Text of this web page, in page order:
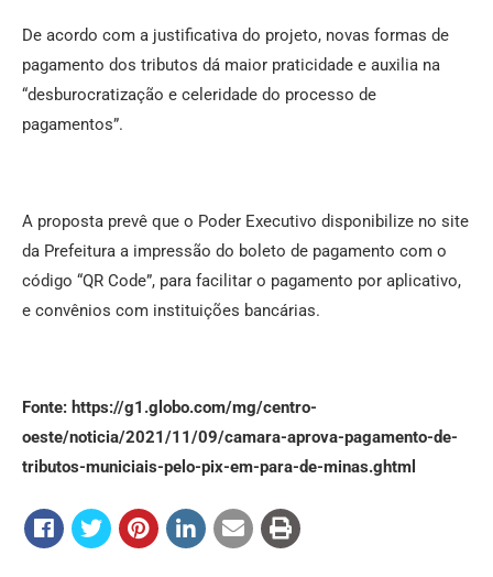
De acordo com a justificativa do projeto, novas formas de
pagamento dos tributos dá maior praticidade e auxilia na
“desburocratização e celeridade do processo de
pagamentos”.
A proposta prevê que o Poder Executivo disponibilize no site
da Prefeitura a impressão do boleto de pagamento com o
código “QR Code”, para facilitar o pagamento por aplicativo,
e convênios com instituições bancárias.
Fonte: https://g1.globo.com/mg/centro-
oeste/noticia/2021/11/09/camara-aprova-pagamento-de-
tributos-municiais-pelo-pix-em-para-de-minas.ghtml